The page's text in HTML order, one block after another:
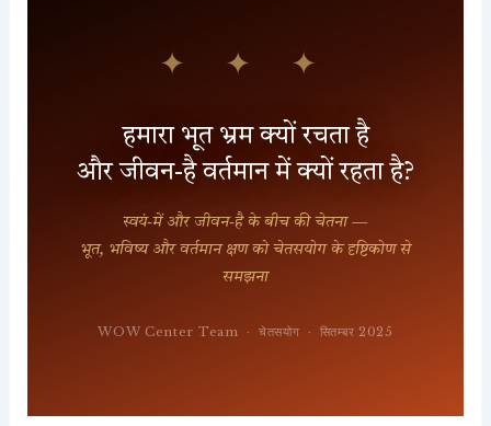
✦ ✦ ✦
हमारा भूत भ्रम क्यों रचता है
और जीवन-है वर्तमान में क्यों रहता है?
स्वयं-में और जीवन-है के बीच की चेतना —
भूत, भविष्य और वर्तमान क्षण को चेतसयोग के दृष्टिकोण से
समझना
WOW Center Team · चेतसयोग · सितम्बर 2025